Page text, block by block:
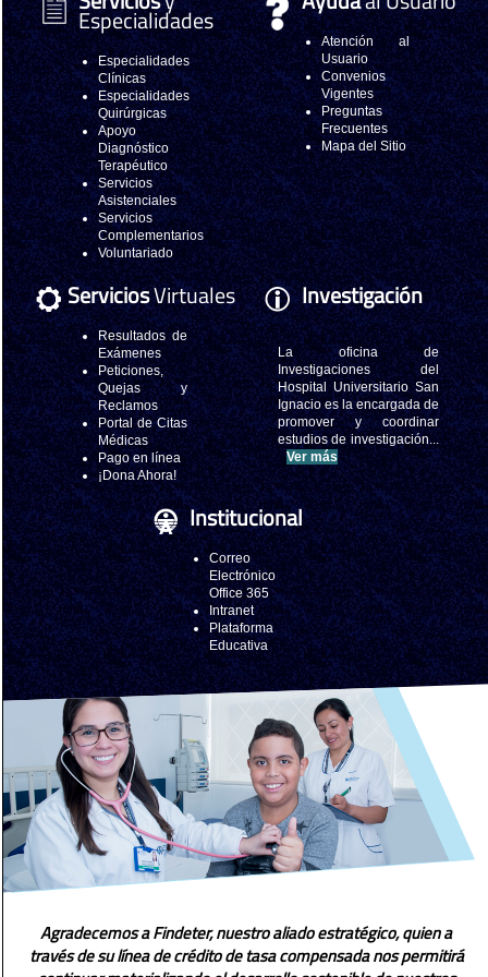
Especialidades
Especialidades
Clínicas
Especialidades
Quirúrgicas
Apoyo
Diagnóstico
Terapéutico
Servicios
Asistenciales
Servicios
Complementarios
Voluntariado
Atención al
Usuario
Convenios
Vigentes
Preguntas
Frecuentes
Mapa del Sitio
ServiciosVirtuales
Resultados de
Exámenes
Peticiones,
Quejas y
Reclamos
Portal de Citas
Médicas
Pago en línea
¡Dona Ahora!
Investigación
La oficina de
Investigaciones del
Hospital Universitario San
Ignacio es la encargada de
promover y coordinar
estudios de investigación...
Ver más
Institucional
Correo
Electrónico
Office 365
Intranet
Plataforma
Educativa
Agradecemos a Findeter, nuestro aliado estratégico, quien a
través de su línea de crédito de tasa compensada nos permitirá